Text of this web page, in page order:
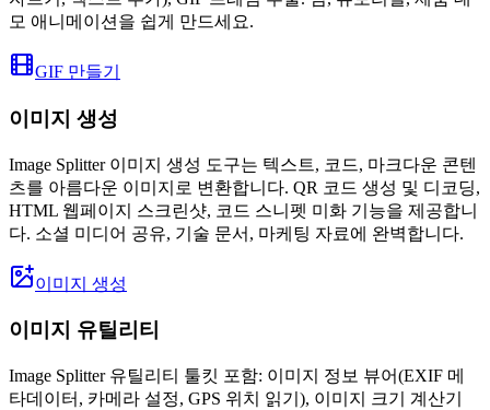
모 애니메이션을 쉽게 만드세요.
GIF 만들기
이미지 생성
Image Splitter 이미지 생성 도구는 텍스트, 코드, 마크다운 콘텐
츠를 아름다운 이미지로 변환합니다. QR 코드 생성 및 디코딩,
HTML 웹페이지 스크린샷, 코드 스니펫 미화 기능을 제공합니
다. 소셜 미디어 공유, 기술 문서, 마케팅 자료에 완벽합니다.
이미지 생성
이미지 유틸리티
Image Splitter 유틸리티 툴킷 포함: 이미지 정보 뷰어(EXIF 메
타데이터, 카메라 설정, GPS 위치 읽기), 이미지 크기 계산기